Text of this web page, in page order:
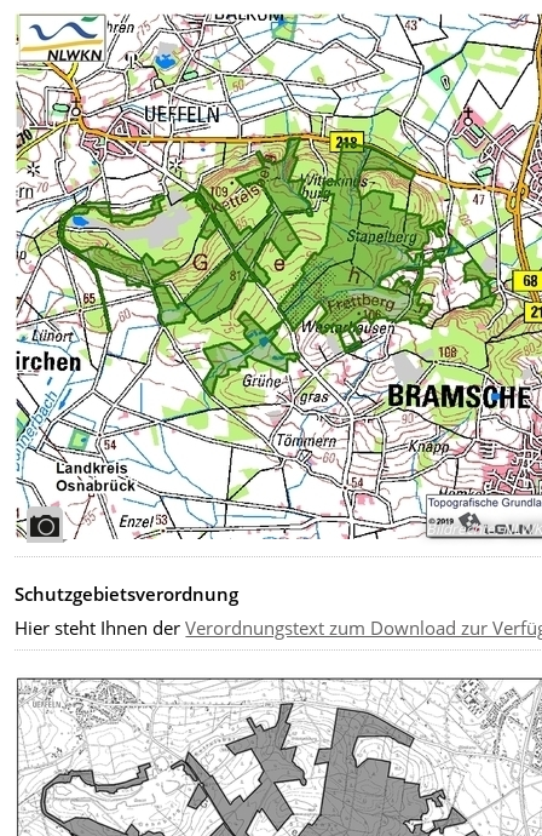
Bildrechte:
Schutzgebietsverordnung
Hier steht Ihnen derVerordnungstext zum Download zur